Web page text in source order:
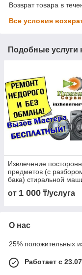
Возврат товара в
Все условия
Подобные услуги
Извлечение
предметов (с
бака) стиральной
BEKO/БЕКО
от 1 000 ₸/услуга
О нас
25% положительных
Работает с